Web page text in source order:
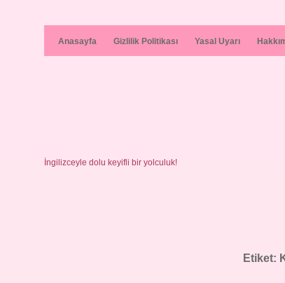
Anasayfa Gizlilik Politikası Yasal Uyarı
İngilizceyle dolu keyifli bir yolculuk!
Etiket: